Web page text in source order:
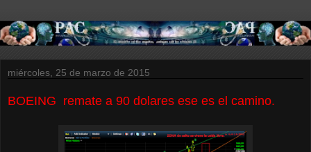
miércoles, 25 de marzo de 2015
BOEING remate a 90 dolares ese es el camino.